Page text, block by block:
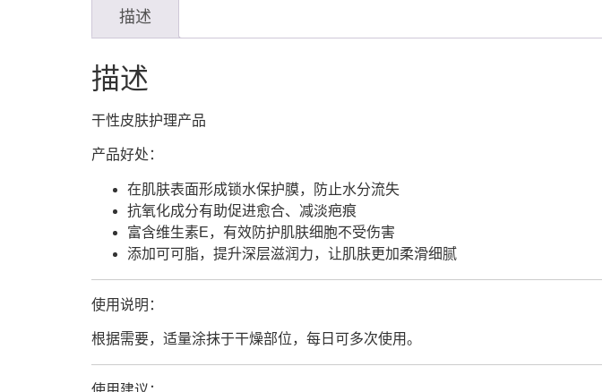
描述
描述
干性皮肤护理产品
产品好处：
在肌肤表面形成锁水保护膜，防止水分流失
抗氧化成分有助促进愈合、减淡疤痕
富含维生素E，有效防护肌肤细胞不受伤害
添加可可脂，提升深层滋润力，让肌肤更加柔滑细腻
使用说明：
根据需要，适量涂抹于干燥部位，每日可多次使用。